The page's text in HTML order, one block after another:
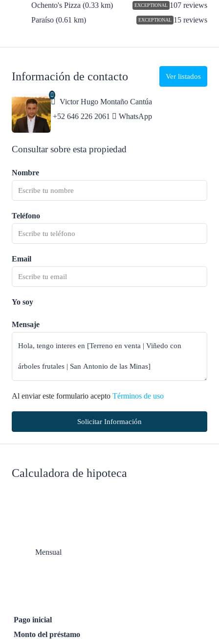
Ochento's Pizza (0.33 km) EXCEPTIONAL 107 reviews
Paraíso (0.61 km) EXCEPTIONAL 15 reviews
Información de contacto Ver listados
Victor Hugo Montaño Cantúa
+52 646 226 2061
WhatsApp
Consultar sobre esta propiedad
Nombre
Teléfono
Email
Yo soy
Mensaje
Al enviar este formulario acepto Términos de uso
Solicitar Información
Calculadora de hipoteca
Mensual
Pago inicial
Monto del préstamo